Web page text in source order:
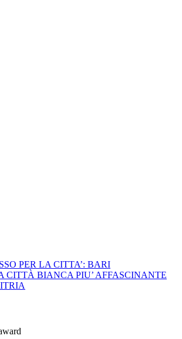
PER LA CITTA’: BARI
CITTÀ BIANCA PIU’ AFFASCINANTE